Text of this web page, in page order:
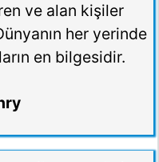
ve alan kişiler
her yerinde
en bilgesidir.